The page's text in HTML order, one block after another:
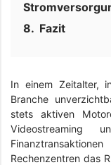
Fazit
In einem Zeitalter,
Branche
stets aktiven
Videostreaming
Rechenzentren das